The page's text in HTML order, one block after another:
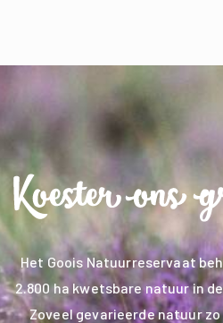
Het Goois Natuurreservaat
2.800 ha kwetsbare natuur in
Zoveel gevarieerde natuur